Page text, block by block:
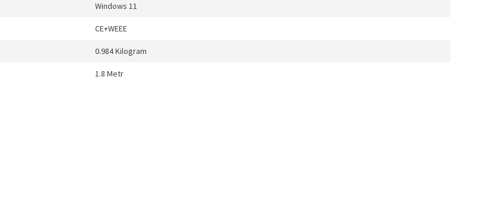
Windows 11
CE+WEEE
0.984 Kilogram
1.8 Metr